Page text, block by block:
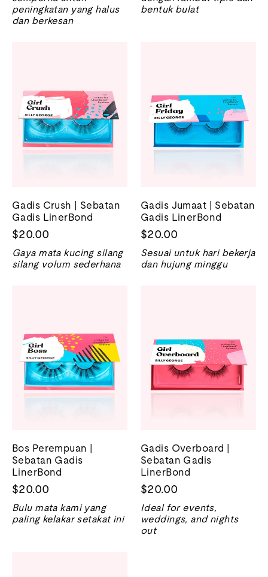
peningkatan yang halus
dan berkesan
bentuk bulat
Gadis Crush | Sebatan
Gadis LinerBond
$20.00
Gaya mata kucing silang
silang volum sederhana
Gadis Jumaat | Sebatan
Gadis LinerBond
$20.00
Sesuai untuk hari bekerja
dan hujung minggu
Bos Perempuan |
Sebatan Gadis
LinerBond
$20.00
Bulu mata kami yang
paling kelakar setakat ini
Gadis Overboard |
Sebatan Gadis
LinerBond
$20.00
Ideal for events,
weddings, and nights
out